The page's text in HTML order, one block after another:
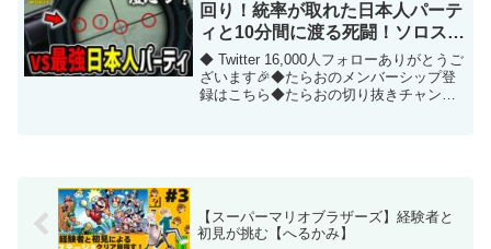
回り！統率が取れた日本人パーテ
ィと10分間に渡る死闘！ソロスク
19キルドン勝つ！【PUBGモバイ
ル】【PUBG MOBILE】
◆ Twitter 16,000人フォローありがとうご
ざいます🎉◆たらおのメンバーシップ登
録はこちら◆たらおの切り抜きチャンネ
【スーパーマリオブラザーズ】経験者と
初見が挑む【へるかみ】